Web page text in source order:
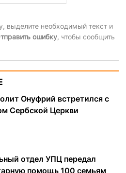
выделите необходимый текст и
ошибку, чтобы сообщить
Онуфрий встретился с
Сербской Церкви
отдел УПЦ передал
помощь 100 семьям